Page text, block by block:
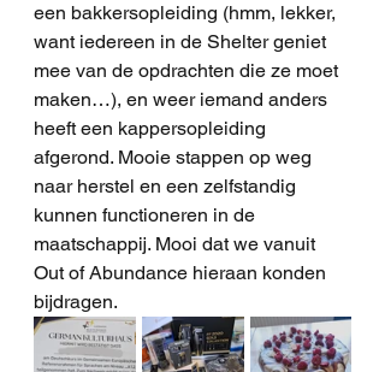
een bakkersopleiding (hmm, lekker,
want iedereen in de Shelter geniet
mee van de opdrachten die ze moet
maken…), en weer iemand anders
heeft een kappersopleiding
afgerond. Mooie stappen op weg
naar herstel en een zelfstandig
kunnen functioneren in de
maatschappij. Mooi dat we vanuit
Out of Abundance hieraan konden
bijdragen.